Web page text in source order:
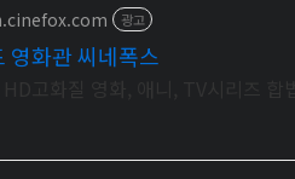
광고
영화관 씨네폭스